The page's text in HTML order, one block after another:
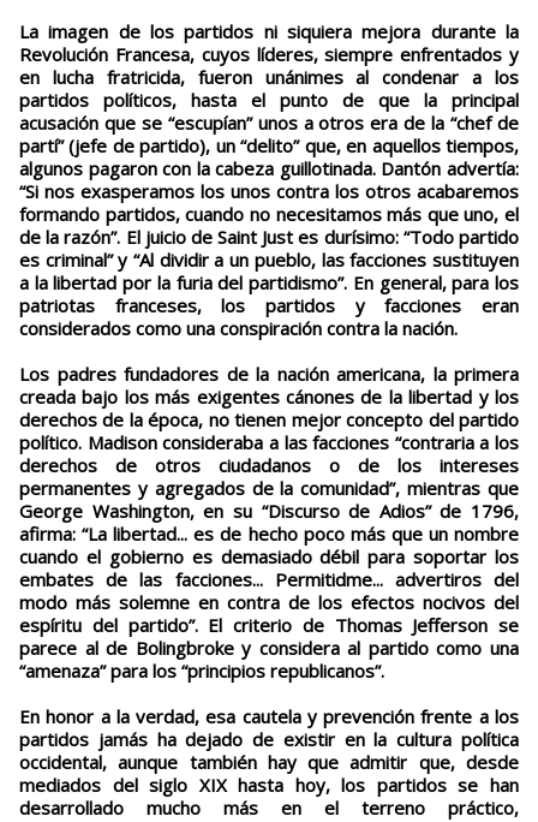
La imagen de los partidos ni siquiera mejora durante la
Revolución Francesa, cuyos líderes, siempre enfrentados y
en lucha fratricida, fueron unánimes al condenar a los
partidos políticos, hasta el punto de que la principal
acusación que se “escupían” unos a otros era de la “chef de
partí” (jefe de partido), un “delito” que, en aquellos tiempos,
algunos pagaron con la cabeza guillotinada. Dantón advertía:
“Si nos exasperamos los unos contra los otros acabaremos
formando partidos, cuando no necesitamos más que uno, el
de la razón”. El juicio de Saint Just es durísimo: “Todo partido
es criminal” y “Al dividir a un pueblo, las facciones sustituyen
a la libertad por la furia del partidismo”. En general, para los
patriotas franceses, los partidos y facciones eran
considerados como una conspiración contra la nación.
Los padres fundadores de la nación americana, la primera
creada bajo los más exigentes cánones de la libertad y los
derechos de la época, no tienen mejor concepto del partido
político. Madison consideraba a las facciones “contraria a los
derechos de otros ciudadanos o de los intereses
permanentes y agregados de la comunidad”, mientras que
George Washington, en su “Discurso de Adios” de 1796,
afirma: “La libertad... es de hecho poco más que un nombre
cuando el gobierno es demasiado débil para soportar los
embates de las facciones... Permitidme... advertiros del
modo más solemne en contra de los efectos nocivos del
espíritu del partido”. El criterio de Thomas Jefferson se
parece al de Bolingbroke y considera al partido como una
“amenaza” para los “principios republicanos”.
En honor a la verdad, esa cautela y prevención frente a los
partidos jamás ha dejado de existir en la cultura política
occidental, aunque también hay que admitir que, desde
mediados del siglo XIX hasta hoy, los partidos se han
desarrollado mucho más en el terreno práctico,